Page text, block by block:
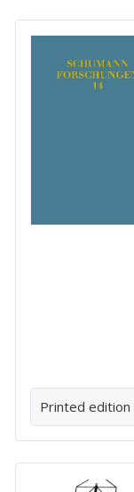
Printed edition